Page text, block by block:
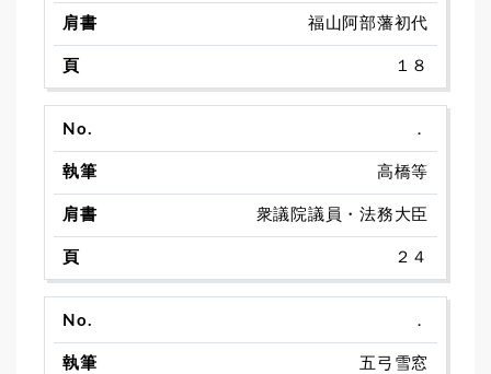
福山阿部藩初代
１８
．
高橋等
衆議院議員・法務大臣
２４
．
五弓雪窓